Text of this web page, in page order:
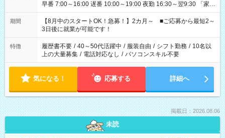
早番 7:00～16:00 遅番 10:00～19:00 夜勤 16:30～翌9:30 「家族
と休みを合わせたい」 「余裕を持って夕飯の準備がしたい」
「できれば残業はしたくない」 など、ご希望を教えてください
ね。 ※Wワーク希望の方へ 今ご覧のお仕事で希望する勤務時間
と、もう1つのお仕事の勤務時間。 合計で週40時間を超える場
合は応募できません。
期間
【8月中のスタートOK！急募！】2カ月～ ■ご応募から最短2～
3日後に就業が可能です！
特徴 履歴書不要 / 40～50代活躍中 / 服装自由 / シフト勤務 / 10名以
上の大量募集 / 電話対応なし / パソコンスキル不要
気になる！ 応募する 詳細へ
掲載日：2026.08.06
未読